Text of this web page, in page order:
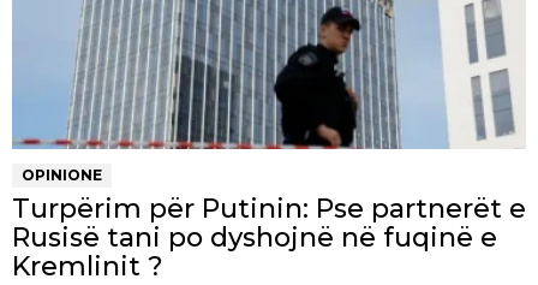
OPINIONE
Turpërim për Putinin: Pse partnerët e
Rusisë tani po dyshojnë në fuqinë e
Kremlinit ?